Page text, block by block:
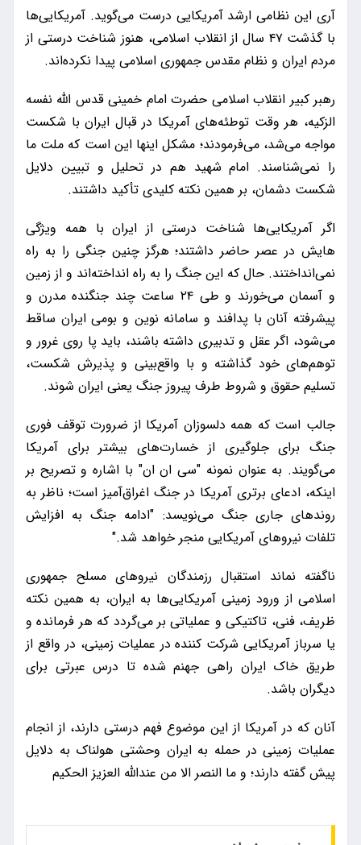
آری این نظامی ارشد آمریکایی درست می‌گوید. آمریکایی‌ها
با گذشت ۴۷ سال از انقلاب اسلامی، هنوز شناخت درستی از
مردم ایران و نظام مقدس جمهوری اسلامی پیدا نکرده‌اند.
رهبر کبیر انقلاب اسلامی حضرت امام خمینی قدس الله نفسه
الزکیه، هر وقت توطئه‌های آمریکا در قبال ایران با شکست
مواجه می‌شد، می‌فرمودند؛ مشکل اینها این است که ملت ما
را نمی‌شناسند. امام شهید هم در تحلیل و تبیین دلایل
شکست دشمان، بر همین نکته کلیدی تأکید داشتند.
اگر آمریکایی‌ها شناخت درستی از ایران با همه ویژگی
هایش در عصر حاضر داشتند؛ هرگز چنین جنگی را به راه
نمی‌انداختند. حال که این جنگ را به راه انداخته‌اند و از زمین
و آسمان می‌خورند و طی ۲۴ ساعت چند جنگنده مدرن و
پیشرفته آنان با پدافند و سامانه نوین و بومی ایران ساقط
می‌شود، اگر عقل و تدبیری داشته باشند، باید پا روی غرور و
توهم‌های خود گذاشته و با واقع‌بینی و پذیرش شکست،
تسلیم حقوق و شروط طرف پیروز جنگ یعنی ایران شوند.
جالب است که همه دلسوزان آمریکا از ضرورت توقف فوری
جنگ برای جلوگیری از خسارت‌های بیشتر برای آمریکا
می‌گویند. به عنوان نمونه "سی ان ان" با اشاره و تصریح بر
اینکه، ادعای برتری آمریکا در جنگ اغراق‌آمیز است؛ ناظر به
روندهای جاری جنگ می‌نویسد: "ادامه جنگ به افزایش
تلفات نیروهای آمریکایی منجر خواهد شد."
ناگفته نماند استقبال رزمندگان نیروهای مسلح جمهوری
اسلامی از ورود زمینی آمریکایی‌ها به ایران، به همین نکته
ظریف، فنی، تاکتیکی و عملیاتی بر می‌گردد که هر فرمانده و
یا سرباز آمریکایی شرکت کننده در عملیات زمینی، در واقع از
طریق خاک ایران راهی جهنم شده تا درس عبرتی برای
دیگران باشد.
آنان که در آمریکا از این موضوع فهم درستی دارند، از انجام
عملیات زمینی در حمله به ایران وحشتی هولناک به دلایل
پیش گفته دارند؛ و ما النصر الا من عندالله العزیز الحکیم